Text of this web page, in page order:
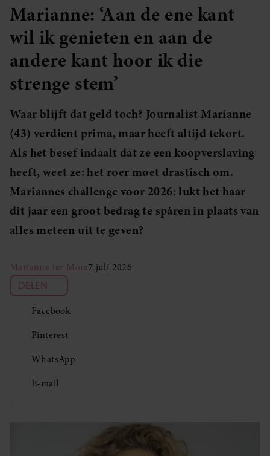
Marianne: ‘Aan de ene kant
wil ik genieten en aan de
andere kant hoor ik die
strenge stem’
Waar blijft dat geld toch? Journalist Marianne
(43) verdient prima, maar heeft altijd tekort.
Als het besef indaalt dat ze een koopverslaving
heeft, weet ze: het roer moet drastisch om.
Mariannes challenge voor 2026: lukt het haar
dit jaar een groot bedrag te spáren in plaats van
alles meteen uit te geven?
Marianne ter Mors7 juli 2026
DELEN
Facebook
Pinterest
WhatsApp
E-mail